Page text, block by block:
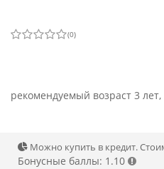
(0)
рекомендуемый возраст 3
Можно купить в кредит.
Бонусные баллы: 1.10